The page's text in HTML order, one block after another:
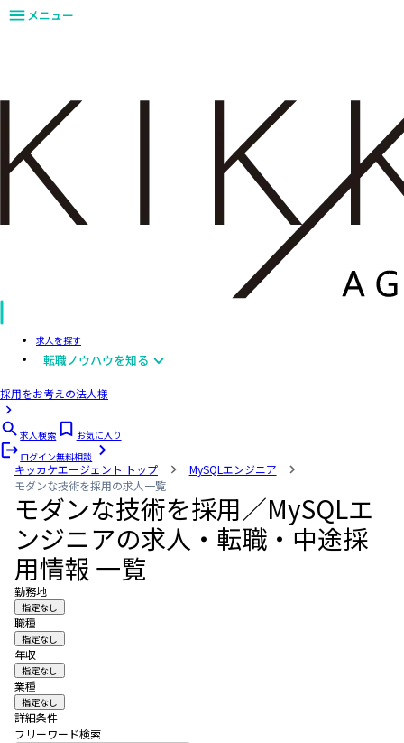
メニュー
求人を探す
転職ノウハウを知る
採用をお考えの法人様
求人検索
お気に入り
ログイン無料相談
キッカケエージェント トップ
MySQLエンジニア
モダンな技術を採用の求人一覧
モダンな技術を採用／MySQLエ
ンジニアの求人・転職・中途採
用情報 一覧
勤務地
指定なし
職種
指定なし
年収
指定なし
業種
指定なし
詳細条件
フリーワード検索